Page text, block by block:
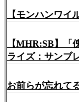
【モンハンワ
【MHR:SB】
ライズ：サンブ
お前らが忘れて